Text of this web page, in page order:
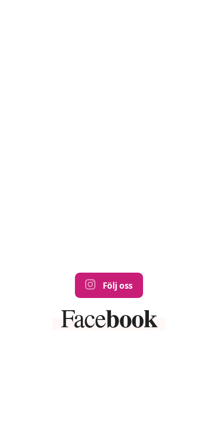
Följ oss
Facebook